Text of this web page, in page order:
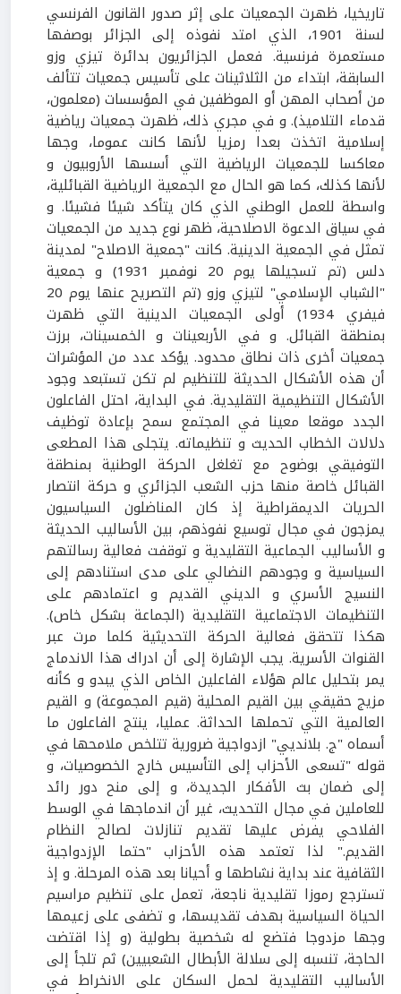
تاريخيا، ظهرت الجمعيات على إثر صدور القانون الفرنسي
لسنة 1901، الذي امتد نفوذه إلى الجزائر بوصفها
مستعمرة فرنسية. فعمل الجزائريون بدائرة تيزي وزو
السابقة، ابتداء من الثلاثينات على تأسيس جمعيات تتألف
من أصحاب المهن أو الموظفين في المؤسسات (معلمون،
قدماء التلاميذ). و في مجري ذلك، ظهرت جمعيات رياضية
إسلامية اتخذت بعدا رمزيا لأنها كانت عموما، وجها
معاكسا للجمعيات الرياضية التي أسسها الأروبيون و
لأنها كذلك، كما هو الحال مع الجمعية الرياضية القبائلية،
واسطة للعمل الوطني الذي كان يتأكد شيئا فشيئا. و
في سياق الدعوة الاصلاحية، ظهر نوع جديد من الجمعيات
تمثل في الجمعية الدينية. كانت "جمعية الاصلاح" لمدينة
دلس (تم تسجيلها يوم 20 نوفمبر 1931) و جمعية
"الشباب الإسلامي" لتيزي وزو (تم التصريح عنها يوم 20
فيفري 1934) أولى الجمعيات الدينية التي ظهرت
بمنطقة القبائل. و في الأربعينات و الخمسينات، برزت
جمعيات أخرى ذات نطاق محدود. يؤكد عدد من المؤشرات
أن هذه الأشكال الحديثة للتنظيم لم تكن تستبعد وجود
الأشكال التنظيمية التقليدية. في البداية، احتل الفاعلون
الجدد موقعا معينا في المجتمع سمح بإعادة توظيف
دلالات الخطاب الحديث و تنظيماته. يتجلى هذا المطعى
التوفيقي بوضوح مع تغلغل الحركة الوطنية بمنطقة
القبائل خاصة منها حزب الشعب الجزائري و حركة انتصار
الحريات الديمقراطية إذ كان المناضلون السياسيون
يمزجون في مجال توسيع نفوذهم، بين الأساليب الحديثة
و الأساليب الجماعية التقليدية و توقفت فعالية رسالتهم
السياسية و وجودهم النضالي على مدى استنادهم إلى
النسيج الأسري و الديني القديم و اعتمادهم على
التنظيمات الاجتماعية التقليدية (الجماعة بشكل خاص).
هكذا تتحقق فعالية الحركة التحديثية كلما مرت عبر
القنوات الأسرية. يجب الإشارة إلى أن ادراك هذا الاندماج
يمر بتحليل عالم هؤلاء الفاعلين الخاص الذي يبدو و كأنه
مزيج حقيقي بين القيم المحلية (قيم المجموعة) و القيم
العالمية التي تحملها الحداثة. عمليا، ينتج الفاعلون ما
أسماه "ج. بلانديي" ازدواجية ضرورية تتلخص ملامحها في
قوله "تسعى الأحزاب إلى التأسيس خارج الخصوصيات، و
إلى ضمان بث الأفكار الجديدة، و إلى منح دور رائد
للعاملين في مجال التحديث، غير أن اندماجها في الوسط
الفلاحي يفرض عليها تقديم تنازلات لصالح النظام
القديم." لذا تعتمد هذه الأحزاب "حتما الإزدواجية
الثقافية عند بداية نشاطها و أحيانا بعد هذه المرحلة. و إذ
تسترجع رموزا تقليدية ناجعة، تعمل على تنظيم مراسيم
الحياة السياسية بهدف تقديسها، و تضفى على زعيمها
وجها مزدوجا فتضع له شخصية بطولية (و إذا اقتضت
الحاجة، تنسبه إلى سلالة الأبطال الشعبيين) ثم تلجأ إلى
الأساليب التقليدية لحمل السكان على الانخراط في